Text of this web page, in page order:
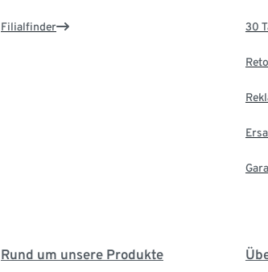
Filialfinder 30
Rund um unsere Produkte